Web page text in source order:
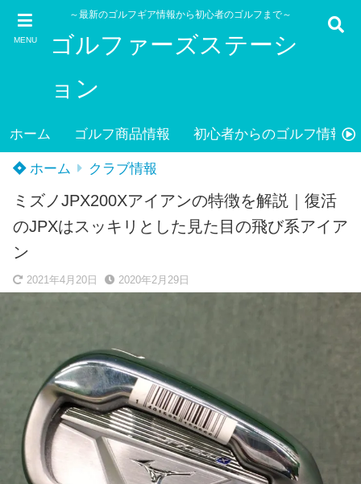
MENU
～最新のゴルフギア情報から初心者のゴルフまで～
ゴルファーズステーシ
ョン
ホーム ゴルフ商品情報 初心者からのゴルフ情報
ホーム クラブ情報
ミズノJPX200Xアイアンの特徴を解説｜復活
のJPXはスッキリとした見た目の飛び系アイア
ン
2021年4月20日 2020年2月29日